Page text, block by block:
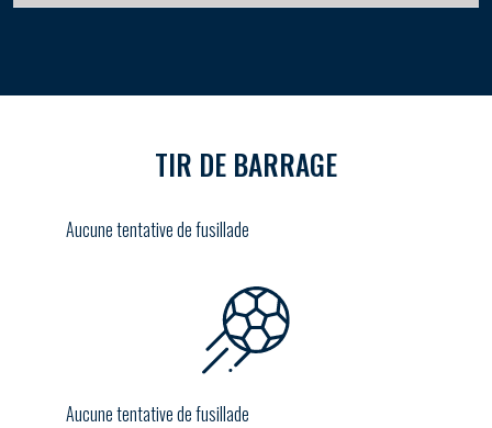
TIR DE BARRAGE
Aucune tentative de fusillade
Aucune tentative de fusillade